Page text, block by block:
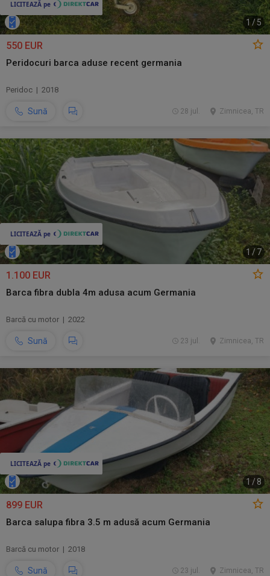
1 /5
550 EUR
Peridocuri barca aduse recent germania
Peridoc | 2018
Sună Zimnicea, TR
28 jul.
1 /7
1.100 EUR
Barca fibra dubla 4m adusa acum Germania
Barcă cu motor | 2022
Sună Zimnicea, TR
23 jul.
1 /8
899 EUR
Barca salupa fibra 3.5 m adusă acum Germania
Barcă cu motor | 2018
Sună Zimnicea, TR
23 jul.